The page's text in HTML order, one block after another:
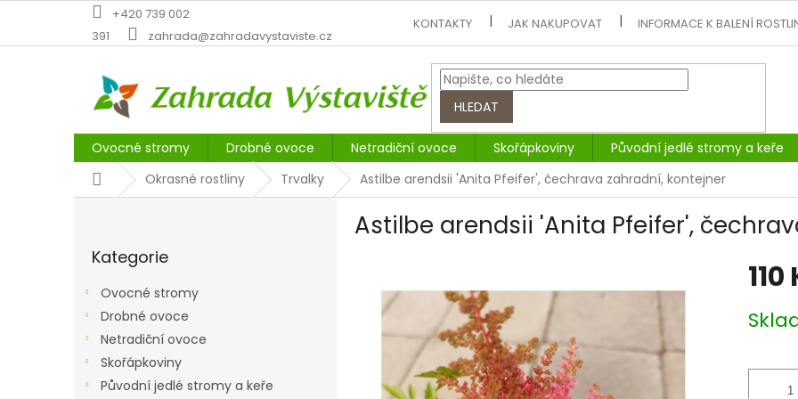
obsah
+420 739 002
391
zahrada@zahradavystaviste.cz
KONTAKTY JAK NAKUPOVAT INFORMACE K BALENÍ
HLEDAT
Ovocné stromy Drobné ovoce Netradiční ovoce Skořápkoviny Původní jedlé stromy a keře
DomůOkrasné rostliny Trvalky Astilbe arendsii 'Anita Pfeifer', čechrava zahradní, kontejner
kategorie
Kategorie
Ovocné stromy
Drobné ovoce
Netradiční ovoce
Skořápkoviny
Původní jedlé stromy a keře
Astilbe arendsii 'Anita Pfeifer',
110
cena: